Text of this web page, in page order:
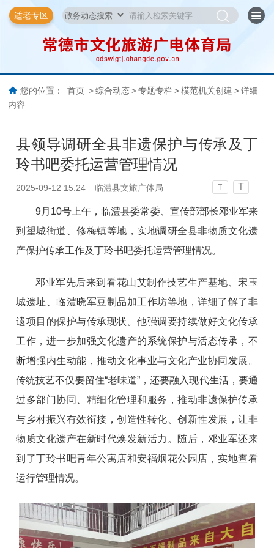
适老专区
您的位置： 首页 > 综合动态 > 专题专栏 > 模范机关创建 > 详细
内容
县领导调研全县非遗保护与传承及丁
玲书吧委托运营管理情况
2025-09-12 15:24 临澧县文旅广体局 T T
9月10号上午，临澧县委常委、宣传部部长邓业军来
到望城街道、修梅镇等地，实地调研全县非物质文化遗
产保护传承工作及丁玲书吧委托运营管理情况。
邓业军先后来到看花山艾制作技艺生产基地、宋玉
城遗址、临澧晓军豆制品加工作坊等地，详细了解了非
遗项目的保护与传承现状。他强调要持续做好文化传承
工作，进一步加强文化遗产的系统保护与活态传承，不
断增强内生动能，推动文化事业与文化产业协同发展。
传统技艺不仅要留住“老味道”，还要融入现代生活，要通
过多部门协同、精细化管理和服务，推动非遗保护传承
与乡村振兴有效衔接，创造性转化、创新性发展，让非
物质文化遗产在新时代焕发新活力。随后，邓业军还来
到了丁玲书吧青年公寓店和安福烟花公园店，实地查看
运行管理情况。